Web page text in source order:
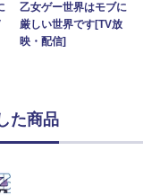
乙女ゲー世界はモブに
厳しい世界です[TV放
映・配信]
た商品